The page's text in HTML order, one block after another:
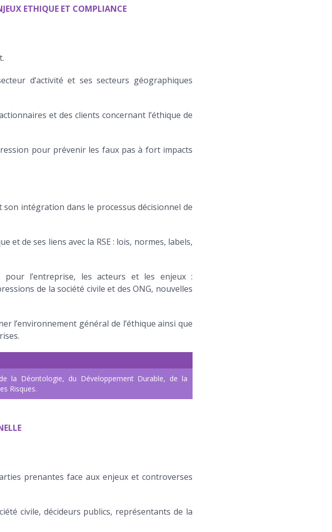
ETHIQUE ET COMPLIANCE
d’activité et ses secteurs géographiques
et des clients concernant l’éthique de
pour prévenir les faux pas à fort impacts
intégration dans le processus décisionnel de
et de ses liens avec la RSE : lois, normes, labels,
pour l’entreprise, les acteurs et les enjeux :
de la société civile et des ONG, nouvelles
l’environnement général de l’éthique ainsi que
la Déontologie, du Développement Durable, de la
Risques.
prenantes face aux enjeux et controverses
civile, décideurs publics, représentants de la